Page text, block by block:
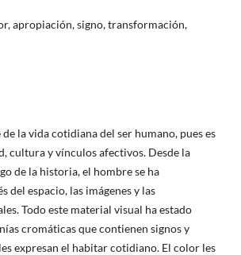
apropiación, signo, transformación,
la vida cotidiana del ser humano, pues es
cultura y vínculos afectivos. Desde la
de la historia, el hombre se ha
del espacio, las imágenes y las
Todo este material visual ha estado
cromáticas que contienen signos y
expresan el habitar cotidiano. El color les